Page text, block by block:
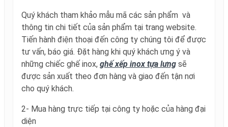
Quý khách tham khảo mẫu mã các sản phẩm và
thông tin chi tiết của sản phẩm tại trang website.
Tiến hành điện thoại đến công ty chúng tôi để được
tư vấn, báo giá. Đặt hàng khi quý khách ưng ý và
những chiếc ghế inox, ghế xếp inox tựa lưng sẽ
được sản xuất theo đơn hàng và giao đến tận nơi
cho quý khách.
2- Mua hàng trực tiếp tại công ty hoặc của hàng đại
diện